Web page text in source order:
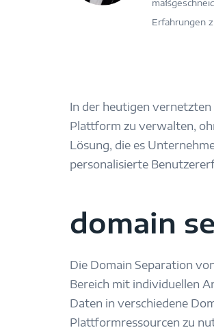
Erfahrungen
In der heutigen
Plattform zu verwalten,
Lösung, die es
personalisierte
domain
Die Domain Separation
Bereich mit individuellen
Daten in verschiedene
Plattformressourcen zu